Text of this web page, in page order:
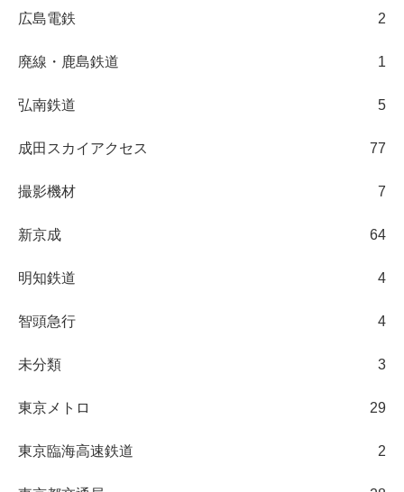
広島電鉄 2
廃線・鹿島鉄道 1
弘南鉄道 5
成田スカイアクセス 77
撮影機材 7
新京成 64
明知鉄道 4
智頭急行 4
未分類 3
東京メトロ 29
東京臨海高速鉄道 2